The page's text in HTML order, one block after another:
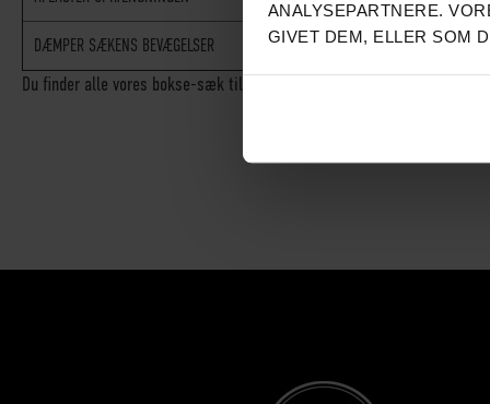
ANALYSEPARTNERE.
GIVET DEM, ELLER SOM
DÆMPER SÆKENS BEVÆGELSER √
Du finder alle vores bokse-sæk tilbehør her!